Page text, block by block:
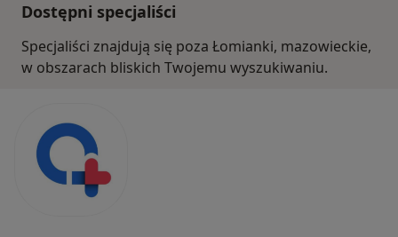
Dostępni specjaliści
Specjaliści znajdują się poza Łomianki, mazowieckie,
w obszarach bliskich Twojemu wyszukiwaniu.